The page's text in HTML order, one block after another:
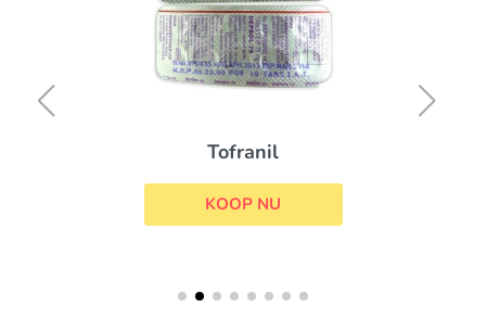
Tofranil
KOOP NU